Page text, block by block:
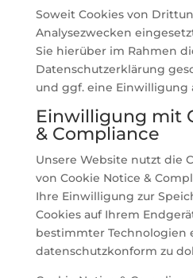
Soweit Cookies von
Analysezwecken
Sie hierüber im Rahmen
Datenschutzerklärung
und ggf. eine Einwilligung
Einwilligung mit
& Compliance
Unsere Website nutzt die
von Cookie Notice &
Ihre Einwilligung zur
Cookies auf Ihrem
bestimmter Technologien
datenschutzkonform zu